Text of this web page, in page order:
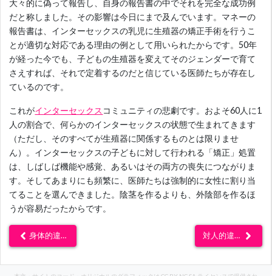
大々的に偽って報告し、自身の報告書の中でそれを完全な成功例
だと称しました。その影響は今日にまで及んでいます。マネーの
報告書は、インターセックスの乳児に生殖器の矯正手術を行うこ
とが適切な対応である理由の例として用いられたからです。50年
が経った今でも、子どもの生殖器を変えてそのジェンダーで育て
さえすれば、それで定着するのだと信じている医師たちが存在し
ているのです。
これがインターセックス コミュニティの悲劇です。およそ60人に1
人の割合で、何らかのインターセックスの状態で生まれてきます
（ただし、そのすべてが生殖器に関係するものとは限りませ
ん）。インターセックスの子どもに対して行われる「矯正」処置
は、しばしば機能や感覚、あるいはその両方の喪失につながりま
す。そしてあまりにも頻繁に、医師たちは強制的に女性に割り当
てることを選んできました。陰茎を作るよりも、外陰部を作るほ
うが容易だったからです。
身体的違和 対人的違和